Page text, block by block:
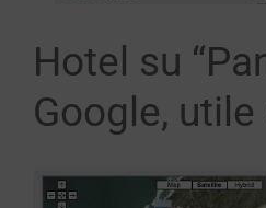
Hotel su
Google,